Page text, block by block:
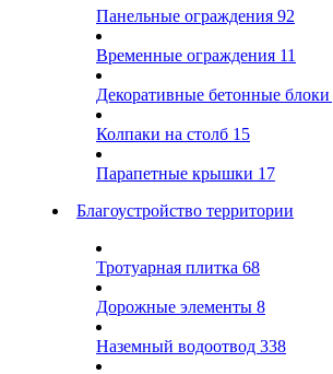
Панельные ограждения 92
Временные ограждения 11
Декоративные бетонные блоки
Колпаки на столб 15
Парапетные крышки 17
Благоустройство территории
Тротуарная плитка 68
Дорожные элементы 8
Наземный водоотвод 338